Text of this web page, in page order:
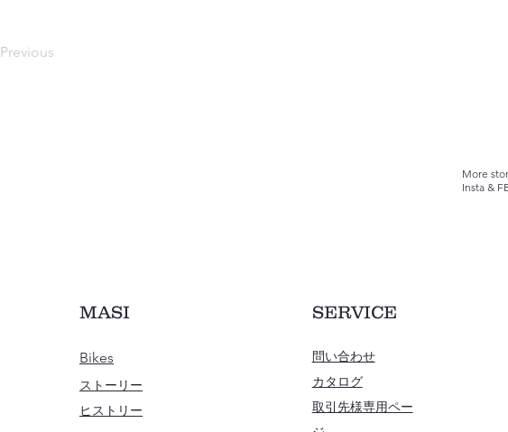
Previous
More
Insta &
MASI
Bikes
ストーリー
ヒストリー
SERVICE
問い合わせ
カタログ
​取引先様専用ペー